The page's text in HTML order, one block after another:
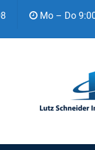
Mo – Do